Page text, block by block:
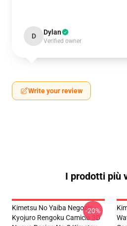
D Dylan
Verified owner
Write your review
I prodotti più
Kimetsu No Yaiba Negozio -
Kyojuro Rengoku Camicia 3D
-20%